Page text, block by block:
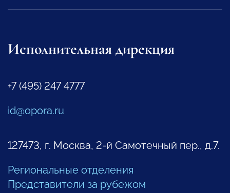
Исполнительная дирекция
+7 (495) 247 4777
id@opora.ru
127473, г. Москва, 2-й Самотечный пер., д.7.
Региональные отделения
Представители за рубежом